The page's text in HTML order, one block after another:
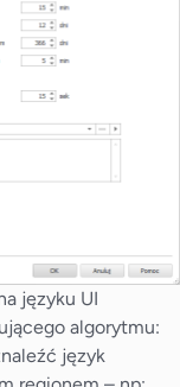
języku UI
algorytmu:
język